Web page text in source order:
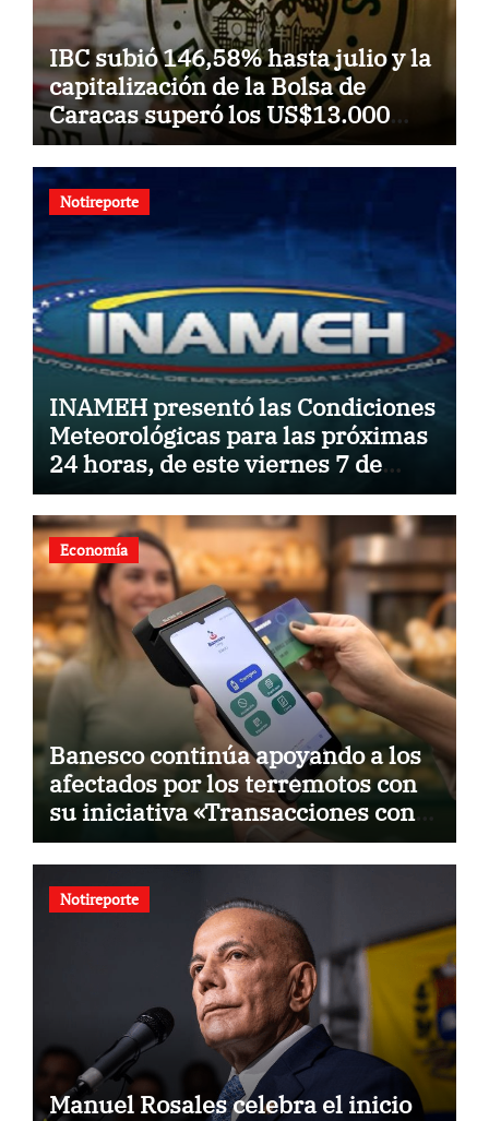
IBC subió 146,58% hasta julio y la
capitalización de la Bolsa de
Caracas superó los US$13.000
millones
Notireporte
INAMEH presentó las Condiciones
Meteorológicas para las próximas
24 horas, de este viernes 7 de
agosto 2026
Economía
Banesco continúa apoyando a los
afectados por los terremotos con
su iniciativa «Transacciones con
propósito»
Notireporte
Manuel Rosales celebra el inicio